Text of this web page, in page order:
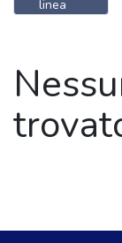
linea